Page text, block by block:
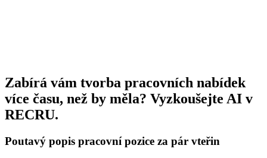
Zabírá vám tvorba pracovních nabídek
více času, než by měla? Vyzkoušejte AI v
RECRU.
Poutavý popis pracovní pozice za pár vteřin